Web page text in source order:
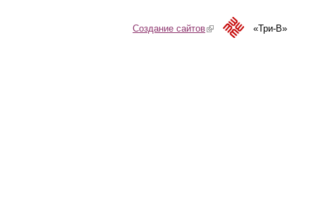
Создание сайтов(link is external)«Три-В»